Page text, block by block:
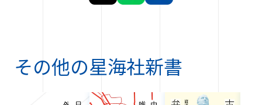
その他の星海社新書